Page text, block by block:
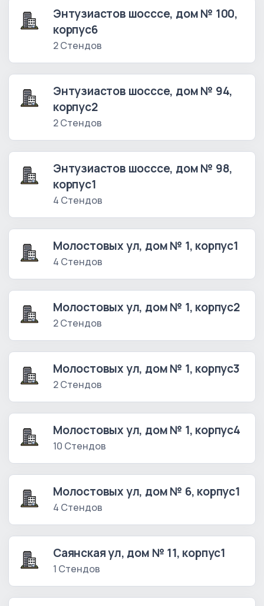
Энтузиастов шосссе, дом № 100,
корпус6
2 Стендов
Энтузиастов шосссе, дом № 94,
корпус2
2 Стендов
Энтузиастов шосссе, дом № 98,
корпус1
4 Стендов
Молостовых ул, дом № 1, корпус1
4 Стендов
Молостовых ул, дом № 1, корпус2
2 Стендов
Молостовых ул, дом № 1, корпус3
2 Стендов
Молостовых ул, дом № 1, корпус4
10 Стендов
Молостовых ул, дом № 6, корпус1
4 Стендов
Саянская ул, дом № 11, корпус1
1 Стендов